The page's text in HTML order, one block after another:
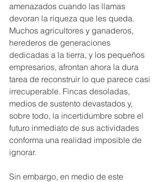
amenazados cuando las llamas
devoran la riqueza que les queda.
Muchos agricultores y ganaderos,
herederos de generaciones
dedicadas a la tierra, y los pequeños
empresarios, afrontan ahora la dura
tarea de reconstruir lo que parece casi
irrecuperable. Fincas desoladas,
medios de sustento devastados y,
sobre todo, la incertidumbre sobre el
futuro inmediato de sus actividades
conforma una realidad imposible de
ignorar.
Sin embargo, en medio de este